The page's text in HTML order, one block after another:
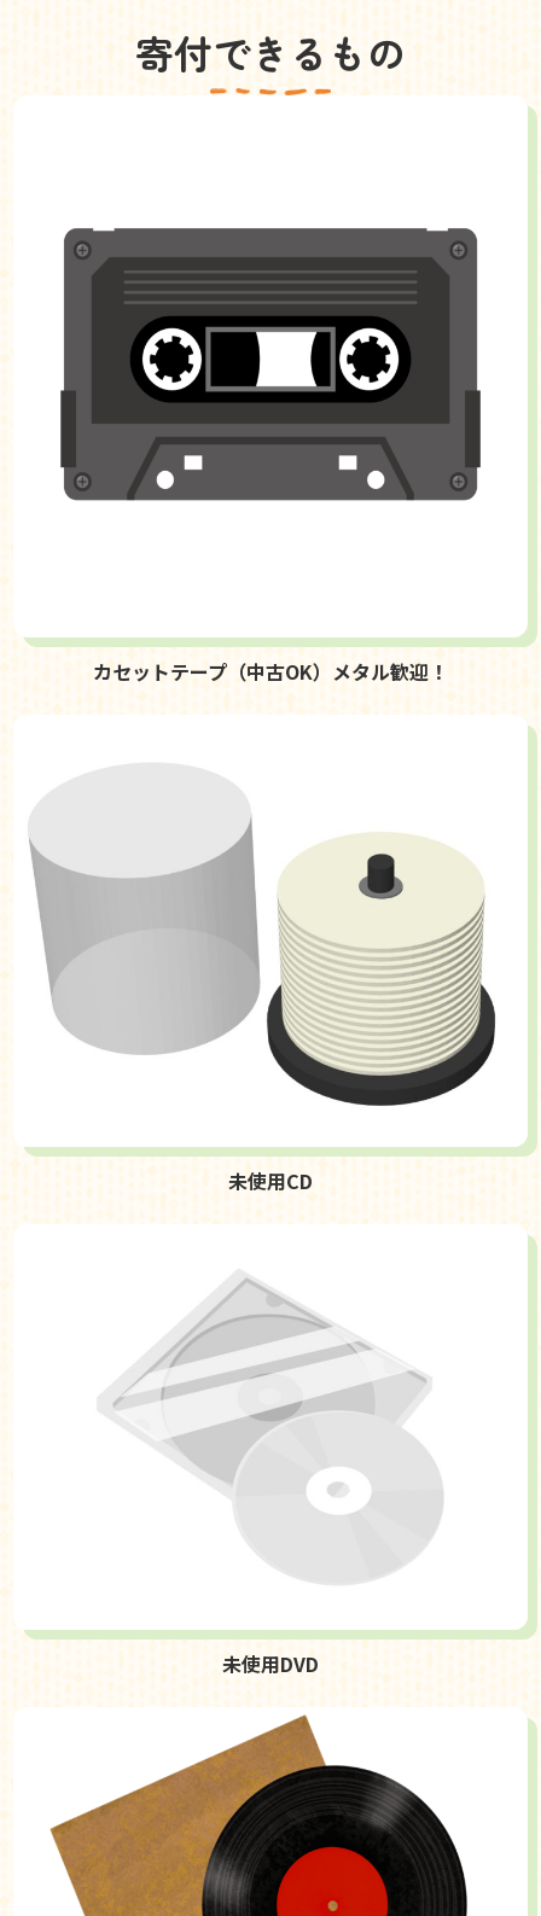
寄付できるもの
カセットテープ（中古OK）メタル歓迎！
未使用CD
未使用DVD